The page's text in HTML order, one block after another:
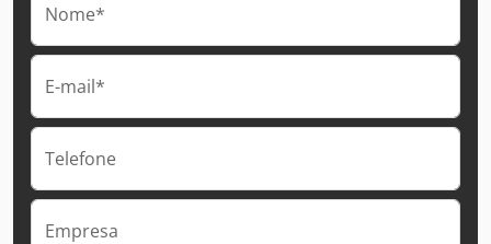
Nome*
E-mail*
Telefone
Empresa